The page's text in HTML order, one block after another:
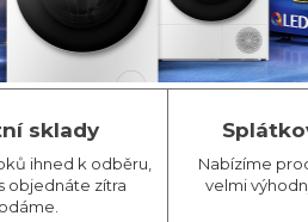
sklady
ihned k odběru,
objednáte zítra
Nabízíme
velmi